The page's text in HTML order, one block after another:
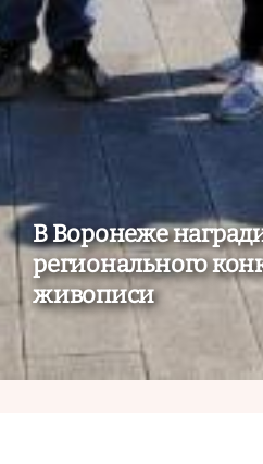
В Воронеже
регионального
живописи